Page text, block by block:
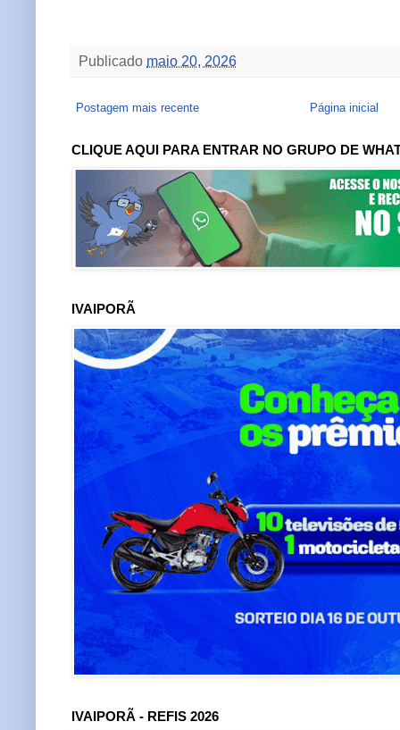
Publicado maio 20, 2026
Postagem mais recente Página inicial
CLIQUE AQUI PARA ENTRAR NO GRUPO DE
IVAIPORÃ
IVAIPORÃ - REFIS 2026